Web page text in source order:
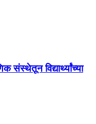
विद्यार्थ्यांच्या